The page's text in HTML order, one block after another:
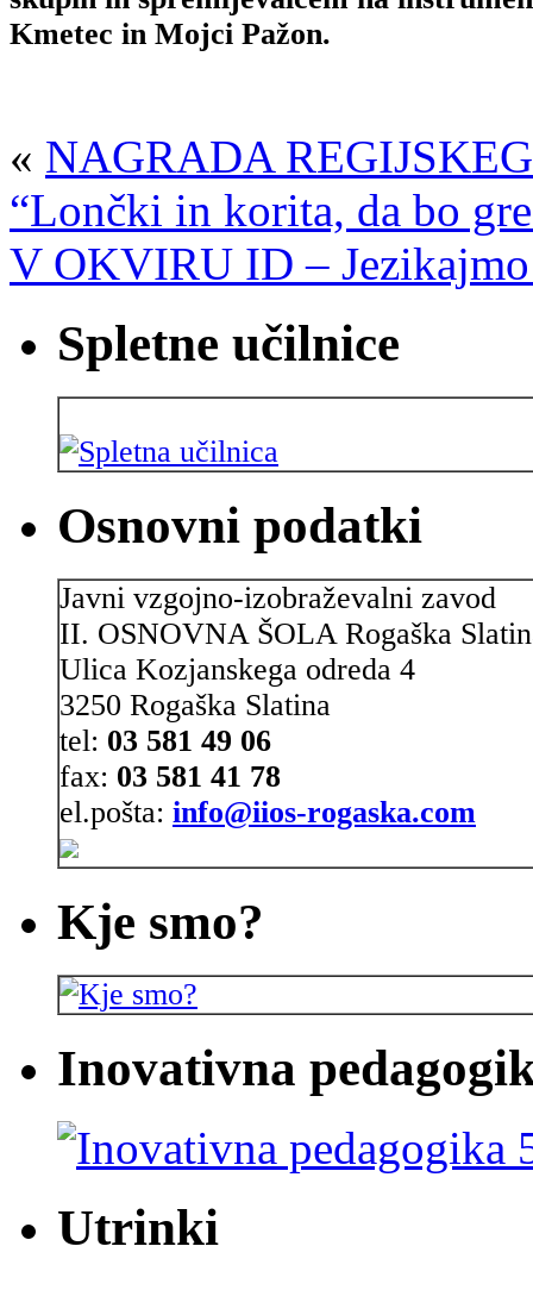
Kmetec in Mojci Pažon.
« NAGRADA
“Lončki in korita, da bo
V OKVIRU ID –
Spletne učilnice
Osnovni podatki
Javni vzgojno-izobraževalni zavod
II. OSNOVNA ŠOLA Rogaška
Ulica Kozjanskega odreda 4
3250 Rogaška Slatina
tel: 03 581 49 06
fax: 03 581 41 78
el.pošta: info@iios-rogaska.com
Kje smo?
Inovativna
Utrinki